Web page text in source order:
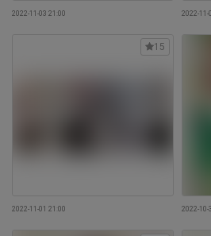
2022-11-03 21:00 2022-11-
2022-11-01 21:00
15
2022-10-